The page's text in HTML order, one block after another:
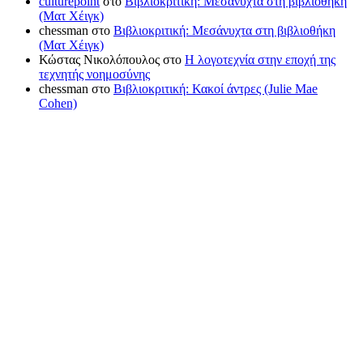
(Ματ Χέιγκ)
chessman στο Βιβλιοκριτική: Μεσάνυχτα στη βιβλιοθήκη
(Ματ Χέιγκ)
Κώστας Νικολόπουλος στο Η λογοτεχνία στην εποχή της
τεχνητής νοημοσύνης
chessman στο Βιβλιοκριτική: Κακοί άντρες (Julie Mae
Cohen)